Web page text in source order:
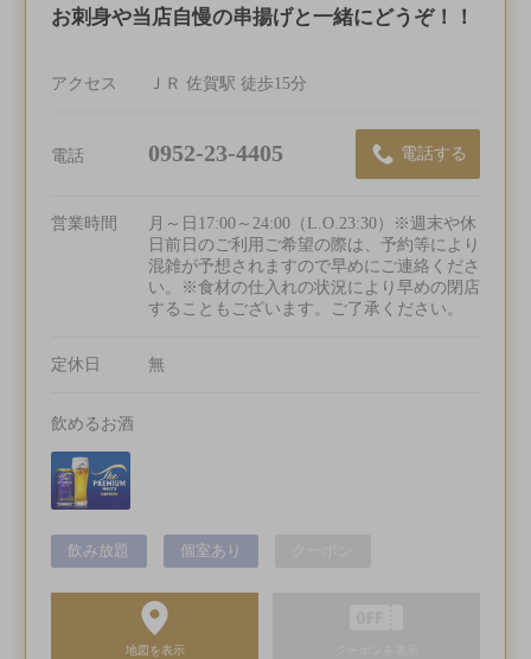
お刺身や当店自慢の串揚げと一緒にどうぞ！！
アクセス ＪＲ 佐賀駅 徒歩15分
電話 0952-23-4405 電話する
営業時間
月～日17:00～24:00（L.O.23:30）※週末や休
日前日のご利用ご希望の際は、予約等により
混雑が予想されますので早めにご連絡くださ
い。※食材の仕入れの状況により早めの閉店
することもございます。ご了承ください。
定休日 無
飲めるお酒
飲み放題 個室あり
地図を表示